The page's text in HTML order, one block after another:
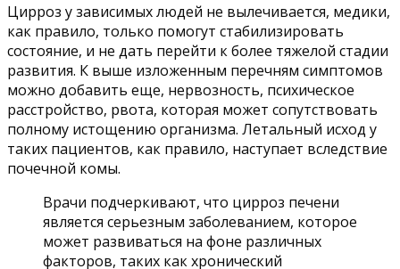
Цирроз у зависимых людей не вылечивается, медики,
как правило, только помогут стабилизировать
состояние, и не дать перейти к более тяжелой стадии
развития. К выше изложенным перечням симптомов
можно добавить еще, нервозность, психическое
расстройство, рвота, которая может сопутствовать
полному истощению организма. Летальный исход у
таких пациентов, как правило, наступает вследствие
почечной комы.
Врачи подчеркивают, что цирроз печени
является серьезным заболеванием, которое
может развиваться на фоне различных
факторов, таких как хронический